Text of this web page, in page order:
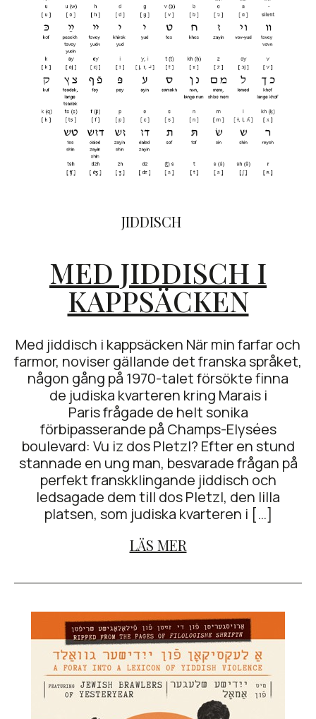
JIDDISCH
MED JIDDISCH I
KAPPSÄCKEN
Med jiddisch i kappsäcken När min farfar och
farmor, noviser gällande det franska språket,
någon gång på 1970-talet försökte finna
de judiska kvarteren kring Marais i
Paris frågade de helt sonika
förbipasserande på Champs-Elysées
boulevard: Vu iz dos Pletzl? Efter en stund
stannade en ung man, besvarade frågan på
perfekt franskklingande jiddisch och
ledsagade dem till dos Pletzl, den lilla
platsen, som judiska kvarteren i […]
LÄS MER